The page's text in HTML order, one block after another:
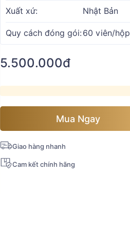
Xuất xứ: Nhật Bản
Quy cách đóng gói: 60 viên/hộp
5.500.000đ
Mua Ngay
Giao hàng nhanh
Cam kết chính hãng